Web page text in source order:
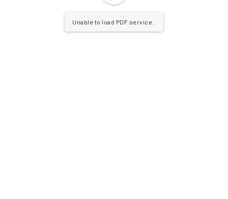
Unable to load PDF service..